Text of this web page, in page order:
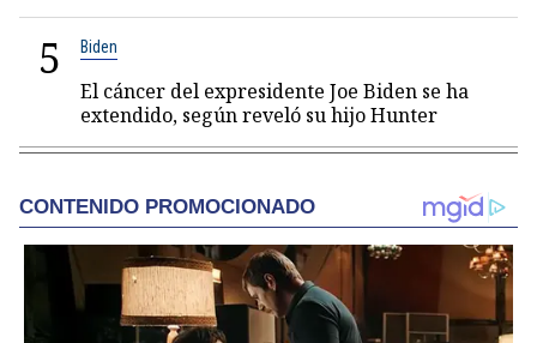
5 Biden
El cáncer del expresidente Joe Biden se ha
extendido, según reveló su hijo Hunter